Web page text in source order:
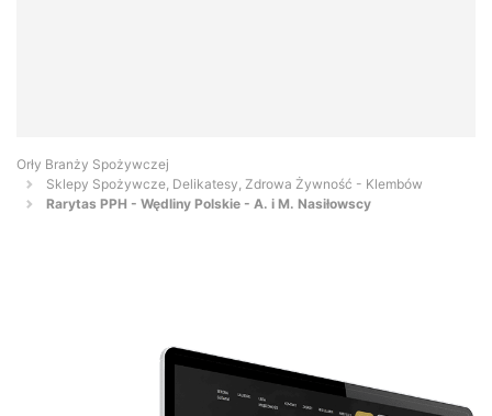
Orły Branży Spożywczej
Sklepy Spożywcze, Delikatesy, Zdrowa Żywność - Klembów
Rarytas PPH - Wędliny Polskie - A. i M. Nasiłowscy